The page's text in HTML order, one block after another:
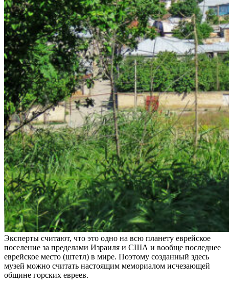
Эксперты считают, что это одно на всю планету еврейское
поселение за пределами Израиля и США и вообще последнее
еврейское место (штетл) в мире. Поэтому созданный здесь
музей можно считать настоящим мемориалом исчезающей
общине горских евреев.